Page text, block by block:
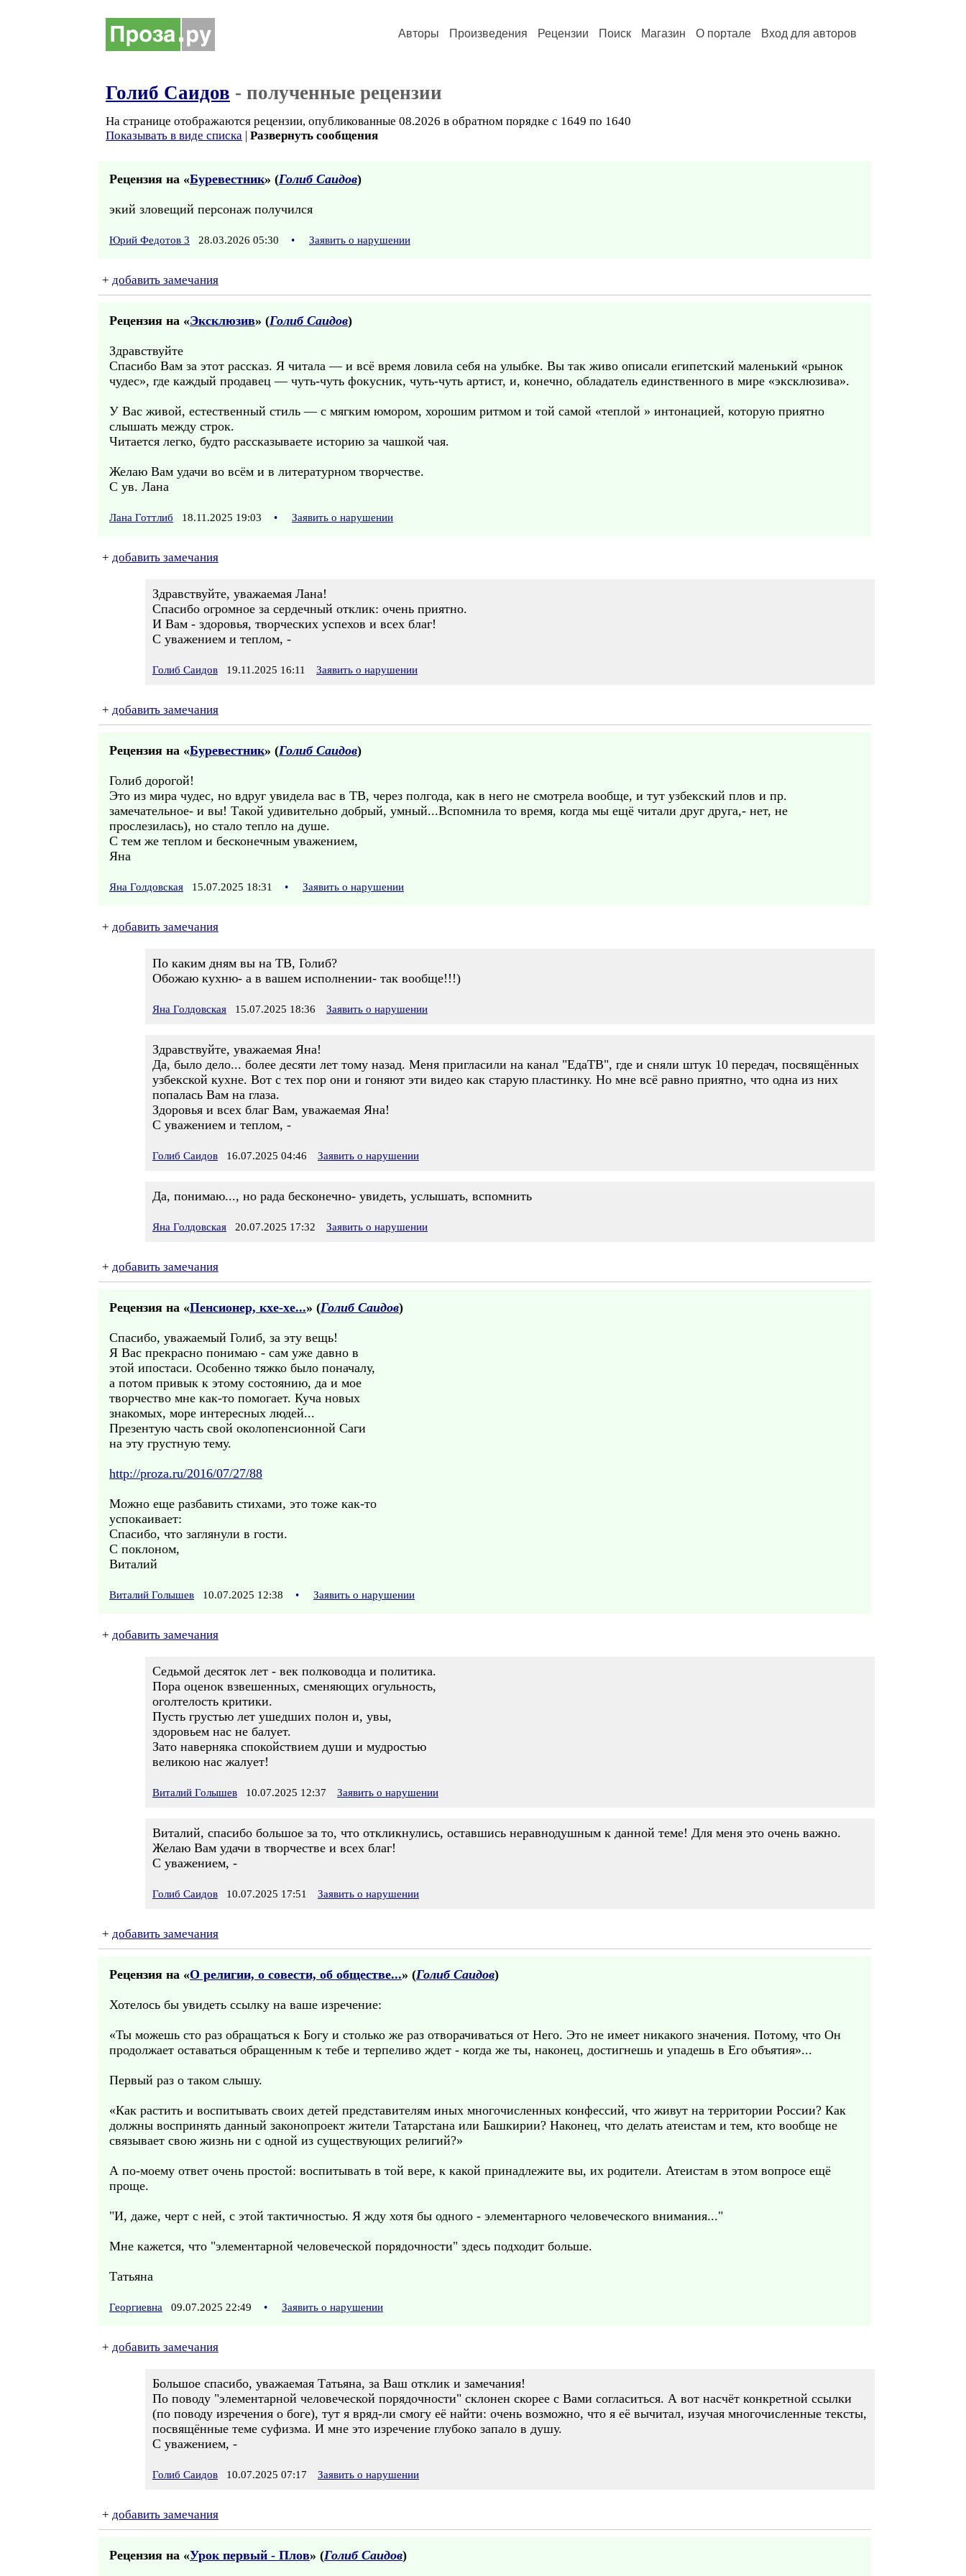
Авторы Произведения Рецензии Поиск Магазин О портале Вход для авторов
Голиб Саидов - полученные рецензии
На странице отображаются рецензии, опубликованные 08.2026 в обратном порядке с 1649 по 1640
Показывать в виде списка | Развернуть сообщения
Рецензия на «Буревестник» (Голиб Саидов)
экий зловещий персонаж получился
Юрий Федотов 3 28.03.2026 05:30 • Заявить о нарушении
+ добавить замечания
Рецензия на «Эксклюзив» (Голиб Саидов)
Здравствуйте
Спасибо Вам за этот рассказ. Я читала — и всё время ловила себя на улыбке. Вы так живо описали египетский маленький «рынок
чудес», где каждый продавец — чуть-чуть фокусник, чуть-чуть артист, и, конечно, обладатель единственного в мире «эксклюзива».
У Вас живой, естественный стиль — с мягким юмором, хорошим ритмом и той самой «теплой » интонацией, которую приятно
слышать между строк.
Читается легко, будто рассказываете историю за чашкой чая.
Желаю Вам удачи во всём и в литературном творчестве.
С ув. Лана
Лана Готтлиб 18.11.2025 19:03 • Заявить о нарушении
+ добавить замечания
Здравствуйте, уважаемая Лана!
Спасибо огромное за сердечный отклик: очень приятно.
И Вам - здоровья, творческих успехов и всех благ!
С уважением и теплом, -
Голиб Саидов 19.11.2025 16:11 Заявить о нарушении
+ добавить замечания
Рецензия на «Буревестник» (Голиб Саидов)
Голиб дорогой!
Это из мира чудес, но вдруг увидела вас в ТВ, через полгода, как в него не смотрела вообще, и тут узбекский плов и пр.
замечательное- и вы! Такой удивительно добрый, умный...Вспомнила то время, когда мы ещё читали друг друга,- нет, не
прослезилась), но стало тепло на душе.
С тем же теплом и бесконечным уважением,
Яна
Яна Голдовская 15.07.2025 18:31 • Заявить о нарушении
+ добавить замечания
По каким дням вы на ТВ, Голиб?
Обожаю кухню- а в вашем исполнении- так вообще!!!)
Яна Голдовская 15.07.2025 18:36 Заявить о нарушении
Здравствуйте, уважаемая Яна!
Да, было дело... более десяти лет тому назад. Меня пригласили на канал "ЕдаТВ", где и сняли штук 10 передач, посвящённых
узбекской кухне. Вот с тех пор они и гоняют эти видео как старую пластинку. Но мне всё равно приятно, что одна из них
попалась Вам на глаза.
Здоровья и всех благ Вам, уважаемая Яна!
С уважением и теплом, -
Голиб Саидов 16.07.2025 04:46 Заявить о нарушении
Да, понимаю..., но рада бесконечно- увидеть, услышать, вспомнить
Яна Голдовская 20.07.2025 17:32 Заявить о нарушении
+ добавить замечания
Рецензия на «Пенсионер, кхе-хе...» (Голиб Саидов)
Спасибо, уважаемый Голиб, за эту вещь!
Я Вас прекрасно понимаю - сам уже давно в
этой ипостаси. Особенно тяжко было поначалу,
а потом привык к этому состоянию, да и мое
творчество мне как-то помогает. Куча новых
знакомых, море интересных людей...
Презентую часть свой околопенсионной Саги
на эту грустную тему.
http://proza.ru/2016/07/27/88
Можно еще разбавить стихами, это тоже как-то
успокаивает:
Спасибо, что заглянули в гости.
С поклоном,
Виталий
Виталий Голышев 10.07.2025 12:38 • Заявить о нарушении
+ добавить замечания
Седьмой десяток лет - век полководца и политика.
Пора оценок взвешенных, сменяющих огульность,
оголтелость критики.
Пусть грустью лет ушедших полон и, увы,
здоровьем нас не балует.
Зато наверняка спокойствием души и мудростью
великою нас жалует!
Виталий Голышев 10.07.2025 12:37 Заявить о нарушении
Виталий, спасибо большое за то, что откликнулись, оставшись неравнодушным к данной теме! Для меня это очень важно.
Желаю Вам удачи в творчестве и всех благ!
С уважением, -
Голиб Саидов 10.07.2025 17:51 Заявить о нарушении
+ добавить замечания
Рецензия на «О религии, о совести, об обществе...» (Голиб Саидов)
Хотелось бы увидеть ссылку на ваше изречение:
«Ты можешь сто раз обращаться к Богу и столько же раз отворачиваться от Него. Это не имеет никакого значения. Потому, что Он
продолжает оставаться обращенным к тебе и терпеливо ждет - когда же ты, наконец, достигнешь и упадешь в Его объятия»...
Первый раз о таком слышу.
«Как растить и воспитывать своих детей представителям иных многочисленных конфессий, что живут на территории России? Как
должны воспринять данный законопроект жители Татарстана или Башкирии? Наконец, что делать атеистам и тем, кто вообще не
связывает свою жизнь ни с одной из существующих религий?»
А по-моему ответ очень простой: воспитывать в той вере, к какой принадлежите вы, их родители. Атеистам в этом вопросе ещё
проще.
"И, даже, черт с ней, с этой тактичностью. Я жду хотя бы одного - элементарного человеческого внимания..."
Мне кажется, что "элементарной человеческой порядочности" здесь подходит больше.
Татьяна
Георгиевна 09.07.2025 22:49 • Заявить о нарушении
+ добавить замечания
Большое спасибо, уважаемая Татьяна, за Ваш отклик и замечания!
По поводу "элементарной человеческой порядочности" склонен скорее с Вами согласиться. А вот насчёт конкретной ссылки
(по поводу изречения о боге), тут я вряд-ли смогу её найти: очень возможно, что я её вычитал, изучая многочисленные тексты,
посвящённые теме суфизма. И мне это изречение глубоко запало в душу.
С уважением, -
Голиб Саидов 10.07.2025 07:17 Заявить о нарушении
+ добавить замечания
Рецензия на «Урок первый - Плов» (Голиб Саидов)